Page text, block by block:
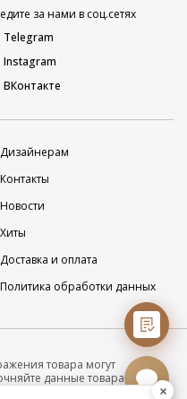
за нами в соц.сетях
Telegram
Instagram
ВКонтакте
Дизайнерам
Контакты
Новости
Хиты
Доставка и оплата
Политика обработки данных
товара могут
данные товара на
на сайте о товарах носит
×